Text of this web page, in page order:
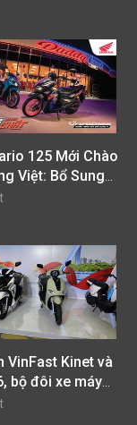
125 Mới Chào
Việt: Bổ Sung
Street, Giá Từ
VinFast Kinet và
bộ đôi xe máy
tại Việt Nam